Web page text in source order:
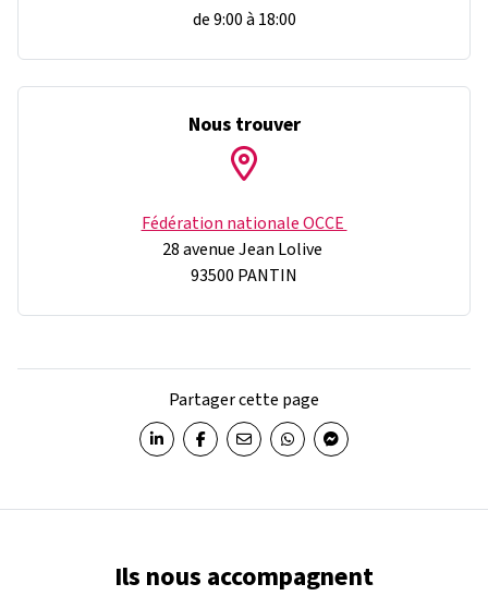
de 9:00 à 18:00
Nous trouver
Fédération nationale OCCE
28 avenue Jean Lolive
93500 PANTIN
Partager cette page
Partager sur LinkedIn
Partager sur Facebook
Partager par email
Partager sur WhatsApp
Partager sur Messenger
Ils nous accompagnent